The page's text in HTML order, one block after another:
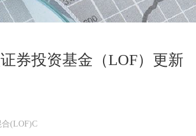
券投资基金（LOF）更新
(LOF)C